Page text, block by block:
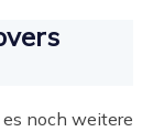
noch weitere